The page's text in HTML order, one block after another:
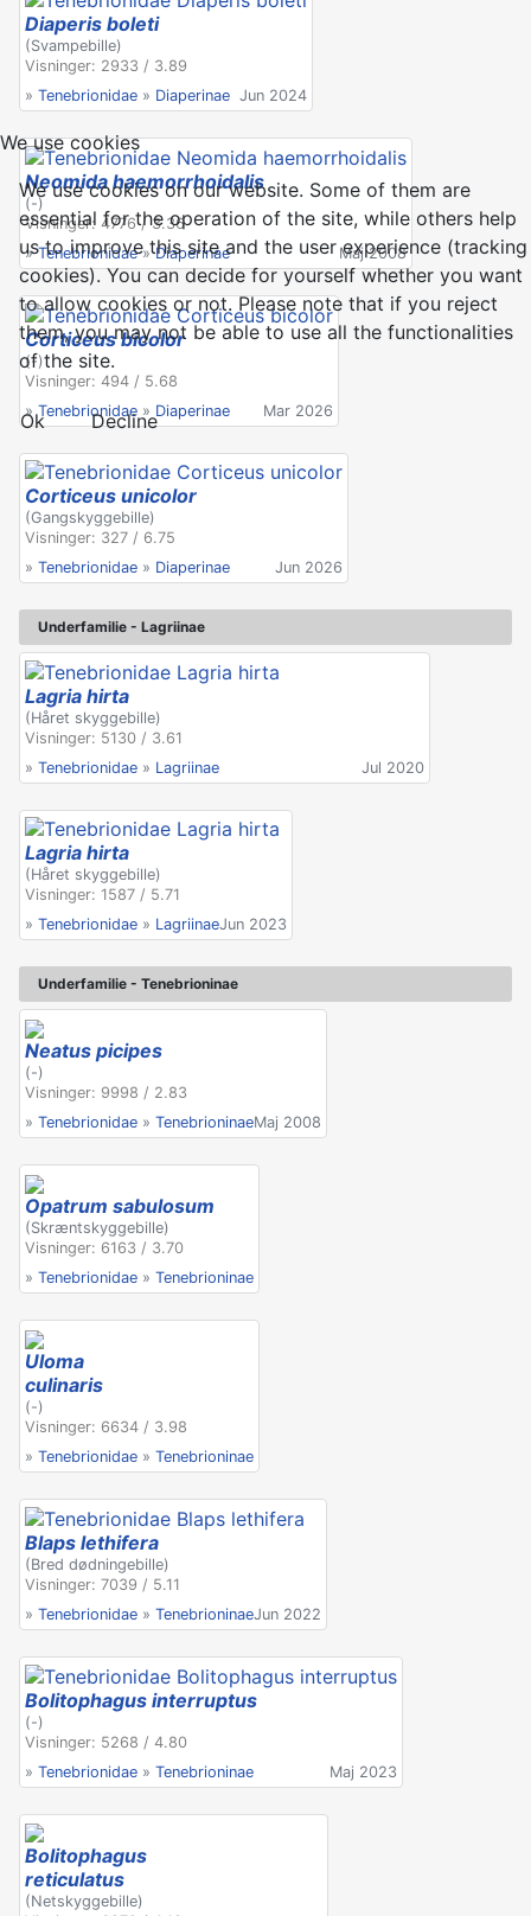
Diaperis boleti
(Svampebille)
Visninger: 2933 / 3.89
» Tenebrionidae » Diaperinae Jun 2024
Neomida haemorrhoidalis
(-)
Visninger: 4776 / 3.36
»Tenebrionidae»Diaperinae Maj 2008
Corticeus bicolor
(-)
Visninger: 494 / 5.68
»Tenebrionidae » Diaperinae Mar 2026
Corticeus unicolor
(Gangskyggebille)
Visninger: 327 / 6.75
» Tenebrionidae » Diaperinae Jun 2026
Underfamilie - Lagriinae
Lagria hirta
(Håret skyggebille)
Visninger: 5130 / 3.61
» Tenebrionidae » Lagriinae Jul 2020
Lagria hirta
(Håret skyggebille)
Visninger: 1587 / 5.71
» Tenebrionidae » LagriinaeJun 2023
Underfamilie - Tenebrioninae
Neatus picipes
(-)
Visninger: 9998 / 2.83
» Tenebrionidae » TenebrioninaeMaj 2008
Opatrum sabulosum
(Skræntskyggebille)
Visninger: 6163 / 3.70
» Tenebrionidae » Tenebrioninae
Uloma
culinaris
(-)
Visninger: 6634 / 3.98
» Tenebrionidae » Tenebrioninae
Blaps lethifera
(Bred dødningebille)
Visninger: 7039 / 5.11
» Tenebrionidae » TenebrioninaeJun 2022
Bolitophagus interruptus
(-)
Visninger: 5268 / 4.80
» Tenebrionidae » Tenebrioninae Maj 2023
Bolitophagus
reticulatus
(Netskyggebille)
We use cookies
We use cookies on our website. Some of them are
essential for the operation of the site, while others help
us to improve this site and the user experience (tracking
cookies). You can decide for yourself whether you want
to allow cookies or not. Please note that if you reject
them, you may not be able to use all the functionalities
of the site.
Ok Decline